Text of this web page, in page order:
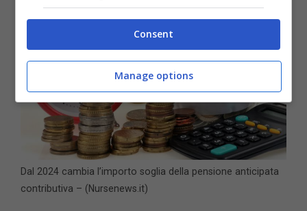
Dal 2024 cambia l’importo soglia della pensione anticipata
contributiva – (Nursenews.it)
Consent
Manage options